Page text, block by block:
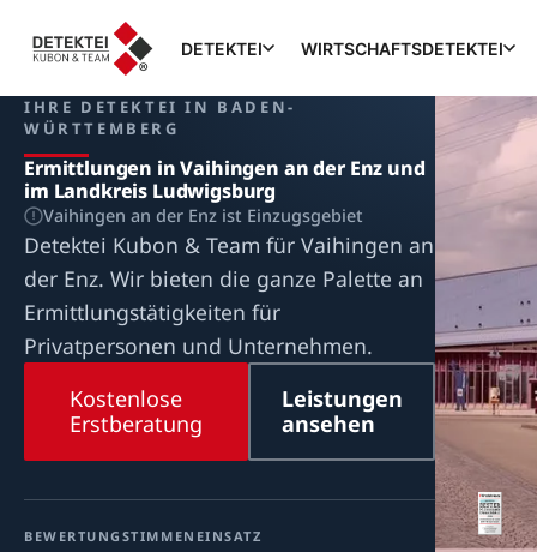
DETEKTEI WIRTSCHAFTSDETEKTEI
IHRE DETEKTEI IN BADEN-
WÜRTTEMBERG
Ermittlungen in Vaihingen an der Enz und
im Landkreis Ludwigsburg
Vaihingen an der Enz ist Einzugsgebiet
Detektei Kubon & Team für Vaihingen an
der Enz. Wir bieten die ganze Palette an
Ermittlungstätigkeiten für
Privatpersonen und Unternehmen.
Kostenlose
Erstberatung
Leistungen
ansehen
BEWERTUNG STIMMEN EINSATZ